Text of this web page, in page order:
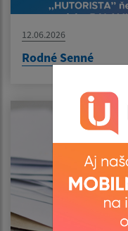
12.06.2026
Rodné Senné